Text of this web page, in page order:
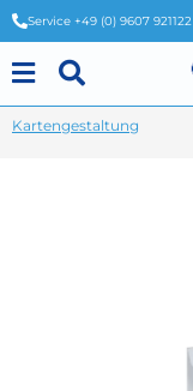
Service +49 (0) 9607 921122
Kartengestaltung